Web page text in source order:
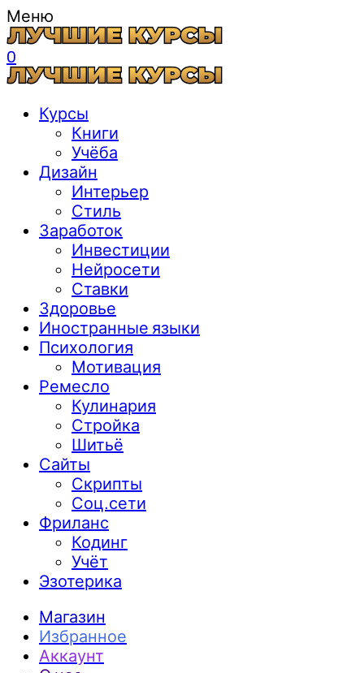
Меню
0
Курсы
Книги
Учёба
Дизайн
Интерьер
Стиль
Заработок
Инвестиции
Нейросети
Ставки
Здоровье
Иностранные языки
Психология
Мотивация
Ремесло
Кулинария
Стройка
Шитьё
Сайты
Скрипты
Соц.сети
Фриланс
Кодинг
Учёт
Эзотерика
Магазин
Избранное
Аккаунт